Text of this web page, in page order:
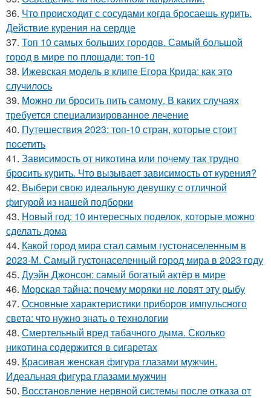
36. Что происходит с сосудами когда бросаешь курить.
Действие курения на сердце
37. Топ 10 самых больших городов. Самый большой
город в мире по площади: топ-10
38. Ижевская модель в клипе Егора Крида: как это
случилось
39. Можно ли бросить пить самому. В каких случаях
требуется специализированное лечение
40. Путешествия 2023: топ-10 стран, которые стоит
посетить
41. Зависимость от никотина или почему так трудно
бросить курить. Что вызывает зависимость от курения?
42. Выбери свою идеальную девушку с отличной
фигурой из нашей подборки
43. Новый год: 10 интересных поделок, которые можно
сделать дома
44. Какой город мира стал самым густонаселенным в
2023-М. Самый густонаселенный город мира в 2023 году
45. Дуэйн Джонсон: самый богатый актёр в мире
46. Морская тайна: почему моряки не ловят эту рыбу
47. Основные характеристики приборов импульсного
света: что нужно знать о технологии
48. Смертельный вред табачного дыма. Сколько
никотина содержится в сигаретах
49. Красивая женская фигура глазами мужчин.
Идеальная фигура глазами мужчин
50. Восстановление нервной системы после отказа от